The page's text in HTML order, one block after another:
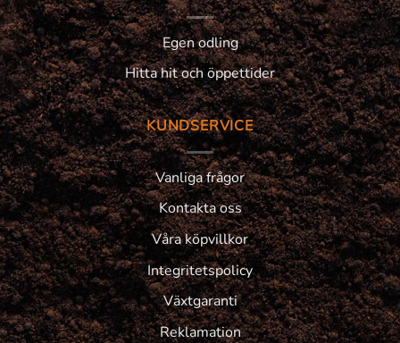
Egen odling
Hitta hit och öppettider
KUNDSERVICE
Vanliga frågor
Kontakta oss
Våra köpvillkor
Integritetspolicy
Växtgaranti
Reklamation